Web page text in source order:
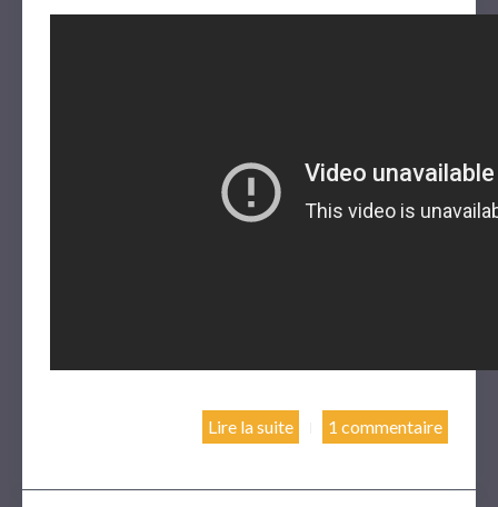
Lire la suite 1 commentaire